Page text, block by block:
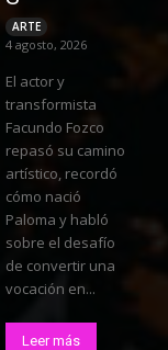
ARTE
4 agosto, 2026
El actor y
transformista
Facundo Fozco
repasó su camino
artístico, recordó
cómo nació
Paloma y habló
sobre el desafío
de convertir una
vocación en...
Leer más